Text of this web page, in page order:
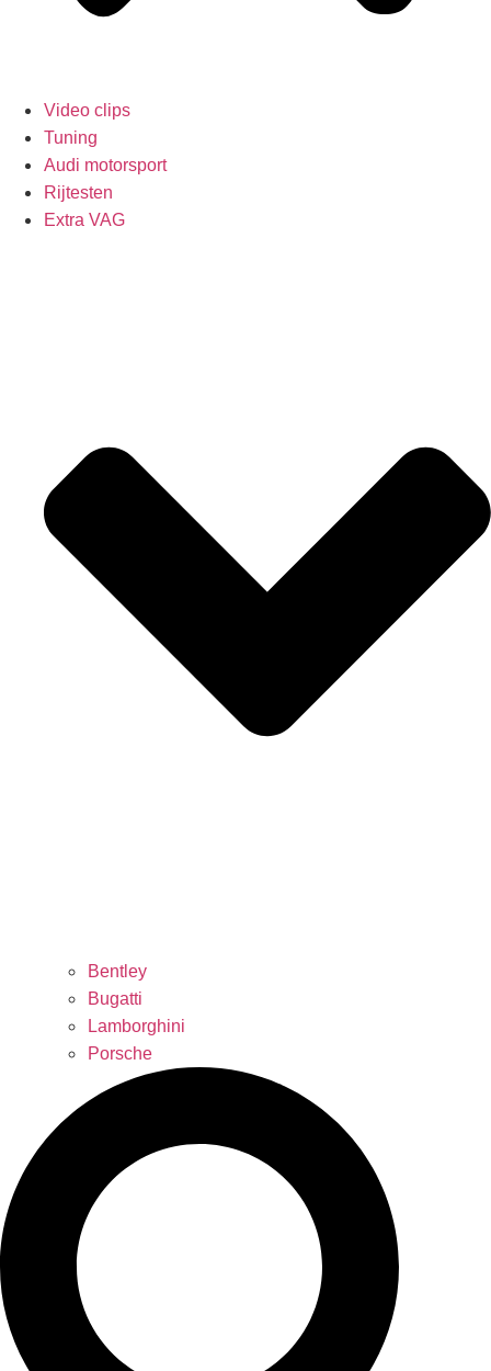
Video clips
Tuning
Audi motorsport
Rijtesten
Extra VAG
Bentley
Bugatti
Lamborghini
Porsche